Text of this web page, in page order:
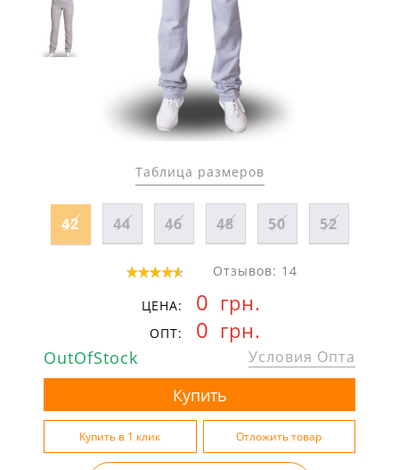
Таблица размеров
42 44 46 48 50 52
Отзывов: 14
ЦЕНА: 0 грн.
ОПТ: 0 грн.
OutOfStock Условия Опта